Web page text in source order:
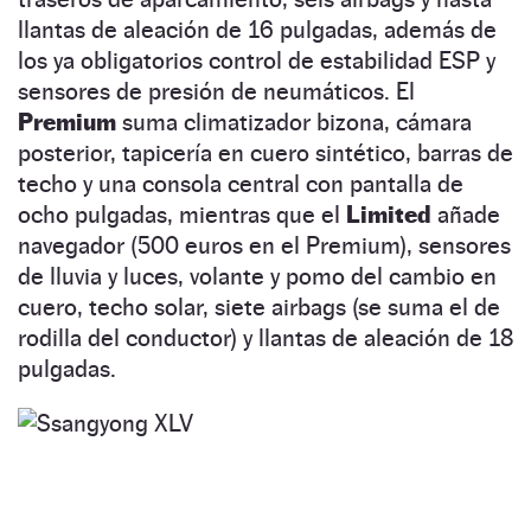
llantas de aleación de 16 pulgadas, además de
los ya obligatorios control de estabilidad ESP y
sensores de presión de neumáticos. El
Premium suma climatizador bizona, cámara
posterior, tapicería en cuero sintético, barras de
techo y una consola central con pantalla de
ocho pulgadas, mientras que el Limited añade
navegador (500 euros en el Premium), sensores
de lluvia y luces, volante y pomo del cambio en
cuero, techo solar, siete airbags (se suma el de
rodilla del conductor) y llantas de aleación de 18
pulgadas.